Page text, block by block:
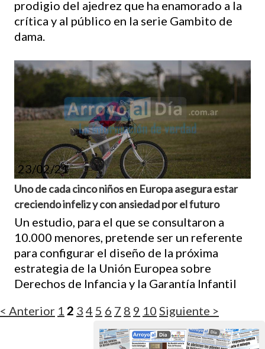
prodigio del ajedrez que ha enamorado a la
crítica y al público en la serie Gambito de
dama.
23/02/21
Uno de cada cinco niños en Europa asegura estar
creciendo infeliz y con ansiedad por el futuro
Un estudio, para el que se consultaron a
10.000 menores, pretende ser un referente
para configurar el diseño de la próxima
estrategia de la Unión Europea sobre
Derechos de Infancia y la Garantía Infantil
< Anterior 1 2 3 4 5 6 7 8 9 10 Siguiente >